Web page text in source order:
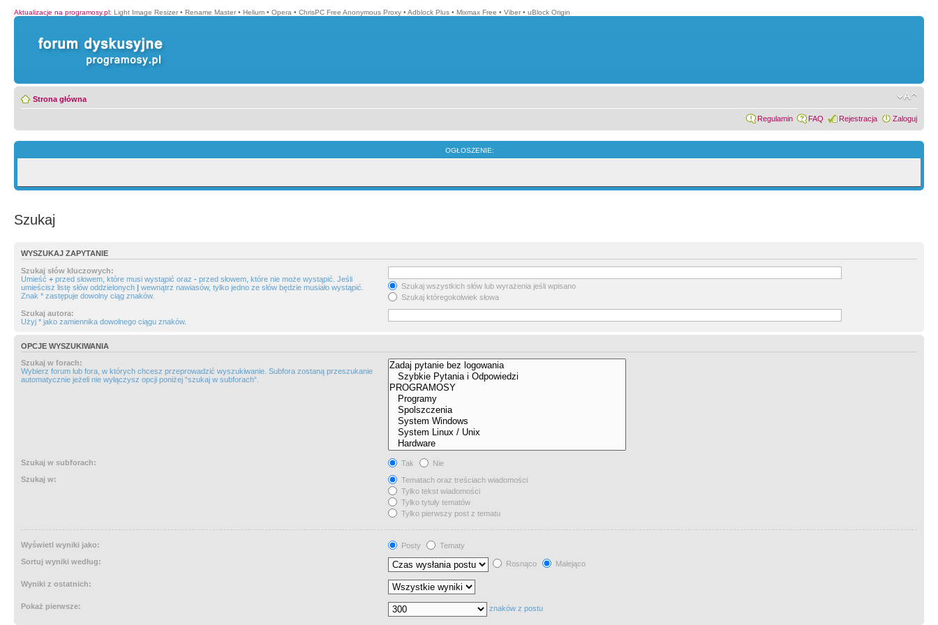
Aktualizacje na programosy.pl: Light Image Resizer • Rename Master • Helium • Opera • ChrisPC Free Anonymous Proxy • Adblock Plus • Mixmax Free • Viber • uBlock Origin
Strona główna
Regulamin FAQ Rejestracja Zaloguj
OGŁOSZENIE:
Szukaj
WYSZUKAJ ZAPYTANIE
Szukaj słów kluczowych:
Umieść + przed słowem, które musi wystąpić oraz - przed słowem, które nie może wystąpić. Jeśli
umieścisz listę słów oddzielonych | wewnątrz nawiasów, tylko jedno ze słów będzie musiało wystąpić.
Znak * zastępuje dowolny ciąg znaków.
Szukaj wszystkich słów lub wyrażenia jeśli wpisano
Szukaj któregokolwiek słowa
Szukaj autora:
Użyj * jako zamiennika dowolnego ciągu znaków.
OPCJE WYSZUKIWANIA
Szukaj w forach:
Wybierz forum lub fora, w których chcesz przeprowadzić wyszukiwanie. Subfora zostaną przeszukanie
automatycznie jeżeli nie wyłączysz opcji poniżej “szukaj w subforach“.
Szukaj w subforach: Tak
Nie
Szukaj w:
Tematach oraz treściach wiadomości
Tylko tekst wiadomości
Tylko tytuły tematów
Tylko pierwszy post z tematu
Wyświetl wyniki jako: Posty
Tematy
Sortuj wyniki według:
Rosnąco Malejąco
Wyniki z ostatnich:
Pokaż pierwsze: znaków z postu